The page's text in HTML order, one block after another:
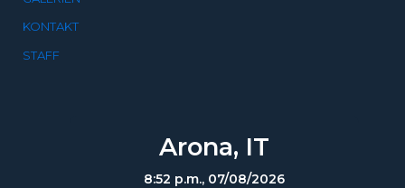
KONTAKT
STAFF
Arona, IT
8:52 p.m., 07/08/2026